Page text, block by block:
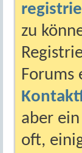
zu
Forums
aber
oft,